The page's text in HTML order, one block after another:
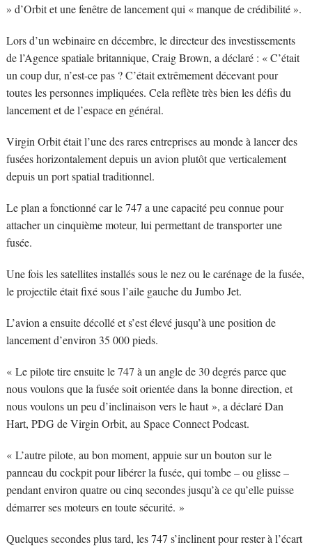
» d’Orbit et une fenêtre de lancement qui « manque de crédibilité ».
Lors d’un webinaire en décembre, le directeur des investissements
de l’Agence spatiale britannique, Craig Brown, a déclaré : « C’était
un coup dur, n’est-ce pas ? C’était extrêmement décevant pour
toutes les personnes impliquées. Cela reflète très bien les défis du
lancement et de l’espace en général.
Virgin Orbit était l’une des rares entreprises au monde à lancer des
fusées horizontalement depuis un avion plutôt que verticalement
depuis un port spatial traditionnel.
Le plan a fonctionné car le 747 a une capacité peu connue pour
attacher un cinquième moteur, lui permettant de transporter une
fusée.
Une fois les satellites installés sous le nez ou le carénage de la fusée,
le projectile était fixé sous l’aile gauche du Jumbo Jet.
L’avion a ensuite décollé et s’est élevé jusqu’à une position de
lancement d’environ 35 000 pieds.
« Le pilote tire ensuite le 747 à un angle de 30 degrés parce que
nous voulons que la fusée soit orientée dans la bonne direction, et
nous voulons un peu d’inclinaison vers le haut », a déclaré Dan
Hart, PDG de Virgin Orbit, au Space Connect Podcast.
« L’autre pilote, au bon moment, appuie sur un bouton sur le
panneau du cockpit pour libérer la fusée, qui tombe – ou glisse –
pendant environ quatre ou cinq secondes jusqu’à ce qu’elle puisse
démarrer ses moteurs en toute sécurité. »
Quelques secondes plus tard, les 747 s’inclinent pour rester à l’écart